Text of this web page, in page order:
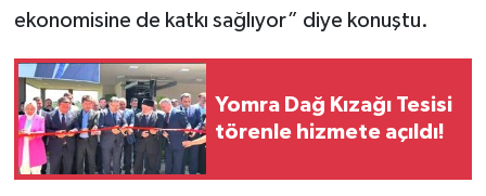
ekonomisine de katkı sağlıyor” diye konuştu.
Yomra Dağ Kızağı Tesisi
törenle hizmete açıldı!